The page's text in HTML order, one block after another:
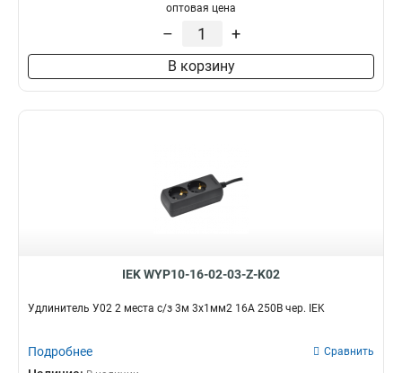
оптовая цена
– +
В корзину
IEK WYP10-16-02-03-Z-K02
Удлинитель У02 2 места с/з 3м 3х1мм2 16А 250В чер. IEK
Подробнее Сравнить